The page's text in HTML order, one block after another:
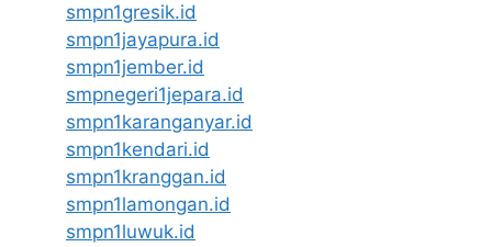
smpn1gresik.id
smpn1jayapura.id
smpn1jember.id
smpnegeri1jepara.id
smpn1karanganyar.id
smpn1kendari.id
smpn1kranggan.id
smpn1lamongan.id
smpn1luwuk.id